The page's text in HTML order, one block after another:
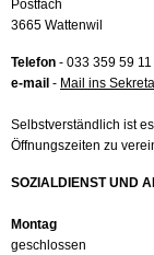
Postfach
3665 Wattenwil
Telefon - 033 359 59 11
e-mail - Mail ins
Selbstverständlich ist
Öffnungszeiten zu
SOZIALDIENST UND
Montag
geschlossen